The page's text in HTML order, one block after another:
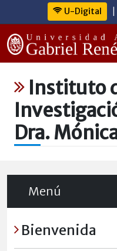
U-Digital
Instituto
Dra.
Menú
Bienvenida